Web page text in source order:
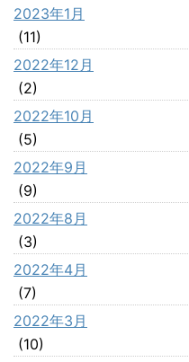
2023年1月
(11)
2022年12月
(2)
2022年10月
(5)
2022年9月
(9)
2022年8月
(3)
2022年4月
(7)
2022年3月
(10)